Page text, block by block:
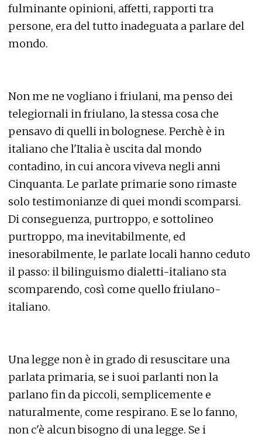
fulminante opinioni, affetti, rapporti tra
persone, era del tutto inadeguata a parlare del
mondo.
Non me ne vogliano i friulani, ma penso dei
telegiornali in friulano, la stessa cosa che
pensavo di quelli in bolognese. Perchè è in
italiano che l'Italia è uscita dal mondo
contadino, in cui ancora viveva negli anni
Cinquanta. Le parlate primarie sono rimaste
solo testimonianze di quei mondi scomparsi.
Di conseguenza, purtroppo, e sottolineo
purtroppo, ma inevitabilmente, ed
inesorabilmente, le parlate locali hanno ceduto
il passo: il bilinguismo dialetti-italiano sta
scomparendo, così come quello friulano-
italiano.
Una legge non è in grado di resuscitare una
parlata primaria, se i suoi parlanti non la
parlano fin da piccoli, semplicemente e
naturalmente, come respirano. E se lo fanno,
non c'è alcun bisogno di una legge. Se i